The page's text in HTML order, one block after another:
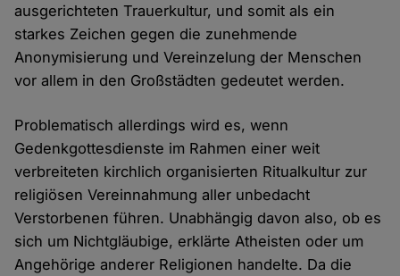
ausgerichteten Trauerkultur, und somit als ein
starkes Zeichen gegen die zunehmende
Anonymisierung und Vereinzelung der Menschen
vor allem in den Großstädten gedeutet werden.
Problematisch allerdings wird es, wenn
Gedenkgottesdienste im Rahmen einer weit
verbreiteten kirchlich organisierten Ritualkultur zur
religiösen Vereinnahmung aller unbedacht
Verstorbenen führen. Unabhängig davon also, ob es
sich um Nichtgläubige, erklärte Atheisten oder um
Angehörige anderer Religionen handelte. Da die